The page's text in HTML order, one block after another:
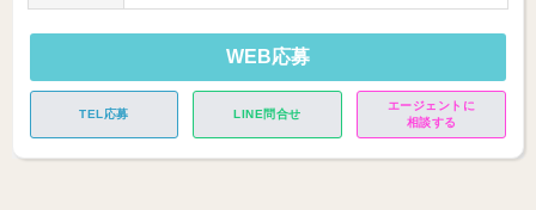
WEB応募
TEL応募 LINE問合せ
エージェントに
相談する